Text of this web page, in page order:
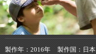
製作年 2016年 製作国 日本